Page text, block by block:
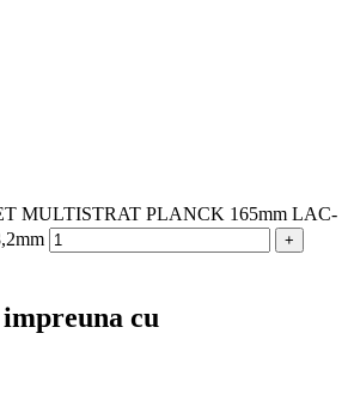
MULTISTRAT PLANCK 165mm LAC-
cu